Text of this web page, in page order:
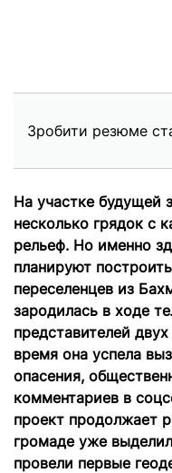
Зробити резюме
На участке будущей
несколько грядок с
рельеф. Но именно
планируют
переселенцев из
зародилась в ходе
представителей
время она успела
опасения,
комментариев в
проект продолжает
громаде уже
провели первые